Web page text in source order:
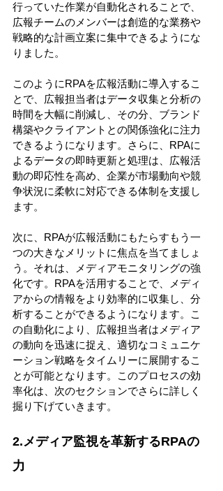
行っていた作業が自動化されることで、
広報チームのメンバーは創造的な業務や
戦略的な計画立案に集中できるようにな
りました。
このようにRPAを広報活動に導入するこ
とで、広報担当者はデータ収集と分析の
時間を大幅に削減し、その分、ブランド
構築やクライアントとの関係強化に注力
できるようになります。さらに、RPAに
よるデータの即時更新と処理は、広報活
動の即応性を高め、企業が市場動向や競
争状況に柔軟に対応できる体制を支援し
ます。
次に、RPAが広報活動にもたらすもう一
つの大きなメリットに焦点を当てましょ
う。それは、メディアモニタリングの強
化です。RPAを活用することで、メディ
アからの情報をより効率的に収集し、分
析することができるようになります。こ
の自動化により、広報担当者はメディア
の動向を迅速に捉え、適切なコミュニケ
ーション戦略をタイムリーに展開するこ
とが可能となります。このプロセスの効
率化は、次のセクションでさらに詳しく
掘り下げていきます。
2.メディア監視を革新するRPAの
力